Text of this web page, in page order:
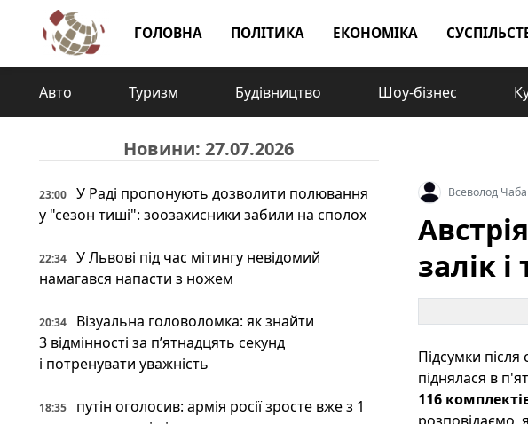
ГОЛОВНА ПОЛІТИКА ЕКОНОМІКА
Авто Туризм Будівництво Шоу-бізнес
Новини: 27.07.2026
23:00
У Раді пропонують дозволити полювання
у "сезон тиші": зоозахисники забили на сполох
22:34
У Львові під час мітингу невідомий
намагався напасти з ножем
20:34
Візуальна головоломка: як знайти
3 відмінності за п’ятнадцять секунд
і потренувати уважність
18:35
путін оголосив: армія росії зросте вже з 1
Всеволод
залік
Підсумки
піднялася в
116